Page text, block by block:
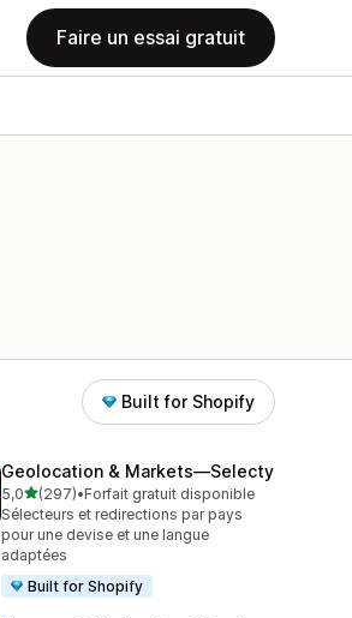
Faire un essai gratuit
Built for Shopify
Geolocation & Markets—Selecty
5,0étoile(s) sur 5
(297)
297 avis au total
•Forfait gratuit disponible
Sélecteurs et redirections par pays
pour une devise et une langue
adaptées
Built for Shopify